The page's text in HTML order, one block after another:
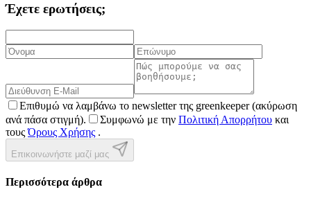
Έχετε ερωτήσεις;
Επιθυμώ να λαμβάνω το newsletter της greenkeeper (ακύρωση
ανά πάσα στιγμή).
Συμφωνώ με την Πολιτική Απορρήτου και
τους Όρους Χρήσης .
Επικοινωνήστε μαζί μας
Περισσότερα άρθρα